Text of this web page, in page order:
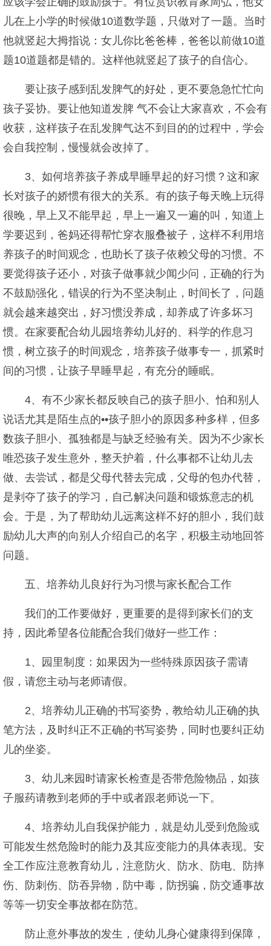
儿在上小学的时候做10道数学题，只做对了一题。当时
他就竖起大拇指说：女儿你比爸爸棒，爸爸以前做10道
题10道题都是错的。这样他就竖起了孩子的自信心。
要让孩子感到乱发脾气的好处，更不要急急忙忙向
孩子妥协。要让他知道发脾 气不会让大家喜欢，不会有
收获，这样孩子在乱发脾气达不到目的的过程中，学会
会自我控制，慢慢就会改掉了。
3、如何培养孩子养成早睡早起的好习惯？这和家
长对孩子的娇惯有很大的关系。有的孩子每天晚上玩得
很晚，早上又不能早起，早上一遍又一遍的叫，知道上
学要迟到，爸妈还得帮忙穿衣服叠被子，这样不利用培
养孩子的时间观念，也助长了孩子依赖父母的习惯。不
要觉得孩子还小，对孩子做事就少闻少问，正确的行为
不鼓励强化，错误的行为不坚决制止，时间长了，问题
就会越来越突出，好习惯没养成，却养成了许多坏习
惯。在家要配合幼儿园培养幼儿好的、科学的作息习
惯，树立孩子的时间观念，培养孩子做事专一，抓紧时
间的习惯，让孩子早睡早起，有充分的睡眠。
4、有不少家长都反映自己的孩子胆小、怕和别人
说话尤其是陌生点的••孩子胆小的原因多种多样，但多
数孩子胆小、孤独都是与缺乏经验有关。因为不少家长
唯恐孩子发生意外，整天护着，什么事都不让幼儿去
做、去尝试，都是父母代替去完成，父母的包办代替，
是剥夺了孩子的学习，自己解决问题和锻炼意志的机
会。于是，为了帮助幼儿远离这样不好的胆小，我们鼓
励幼儿大声的向别人介绍自己的名字，积极主动地回答
问题。
五、培养幼儿良好行为习惯与家长配合工作
我们的工作要做好，更重要的是得到家长们的支
持，因此希望各位能配合我们做好一些工作：
1、园里制度：如果因为一些特殊原因孩子需请
假，请您主动与老师请假。
2、培养幼儿正确的书写姿势，教给幼儿正确的执
笔方法，及时纠正不正确的书写姿势，同时也要纠正幼
儿的坐姿。
3、幼儿来园时请家长检查是否带危险物品，如孩
子服药请教到老师的手中或者跟老师说一下。
4、培养幼儿自我保护能力，就是幼儿受到危险或
可能发生然危险时的能力及其应变能力的具体表现。安
全工作应注意教育幼儿，注意防火、防水、防电、防摔
伤、防刺伤、防吞异物，防中毒，防拐骗，防交通事故
等等一切安全事故都在防范。
防止意外事故的发生，使幼儿身心健康得到保障，